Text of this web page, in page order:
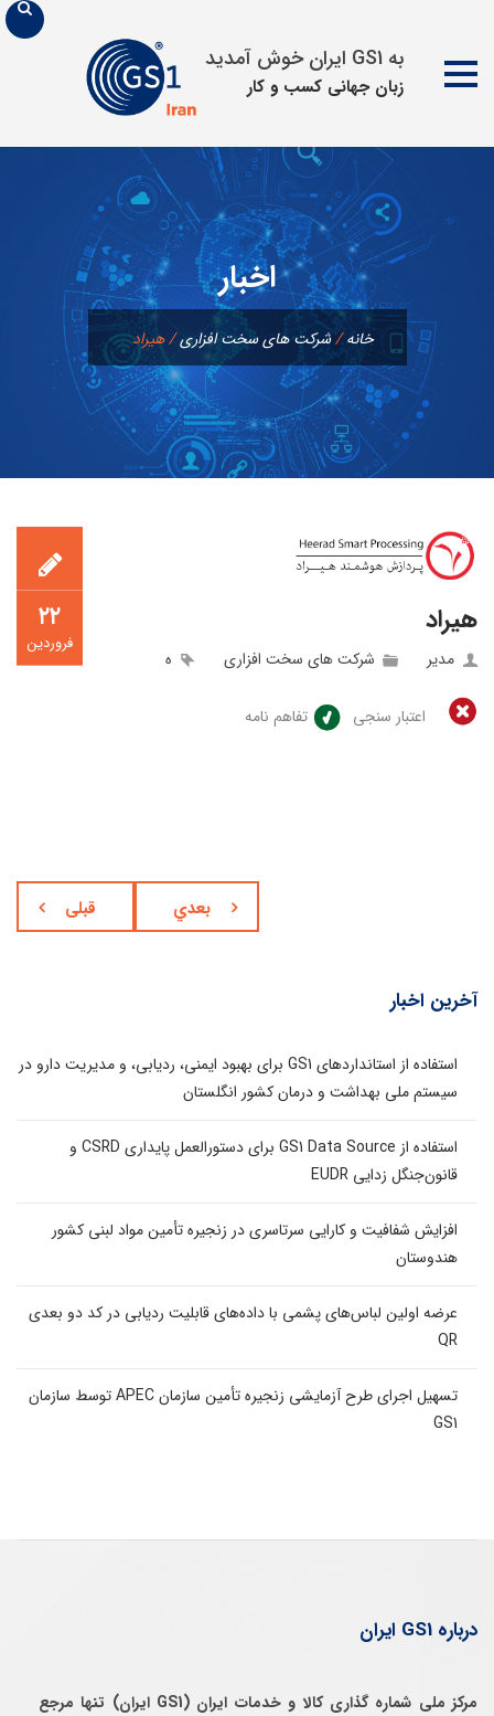
به GS1 ایران خوش آمدید
زبان جهانی كسب و كار
محتوا
اخبار
خانه/شرکت های سخت افزاری/هیراد
۲۲
فروردین
هیراد
مدیر شرکت های سخت افزاری ه
اعتبار سنجی تفاهم نامه
قبلی بعدي
آخرین اخبار
استفاده از استانداردهای GS1 برای بهبود ایمنی، ردیابی، و مدیریت دارو در
سیستم ملی بهداشت و درمان کشور انگلستان
استفاده از GS1 Data Source برای دستورالعمل پایداری CSRD و
قانون‌جنگل زدایی EUDR
افزایش شفافیت و کارایی سرتاسری در زنجیره تأمین مواد لبنی کشور
هندوستان
عرضه اولین لباس‌های پشمی با داده‌های قابلیت ردیابی در کد دو بعدی
QR
تسهیل اجرای طرح آزمایشی زنجیره تأمین سازمان APEC توسط سازمان
GS1
درباره GS1 ایران
مرکز ملی شماره گذاری کالا و خدمات ایران (GS1 ایران) تنها مرجع